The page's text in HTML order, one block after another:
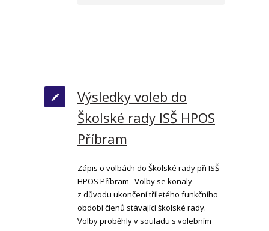
Výsledky voleb do
Školské rady ISŠ HPOS
Příbram
Zápis o volbách do Školské rady při ISŠ
HPOS Příbram Volby se konaly
z důvodu ukončení tříletého funkčního
období členů stávající školské rady.
Volby proběhly v souladu s volebním